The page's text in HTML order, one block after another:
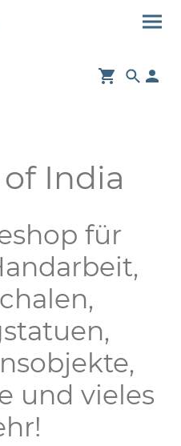
India
für
und vieles